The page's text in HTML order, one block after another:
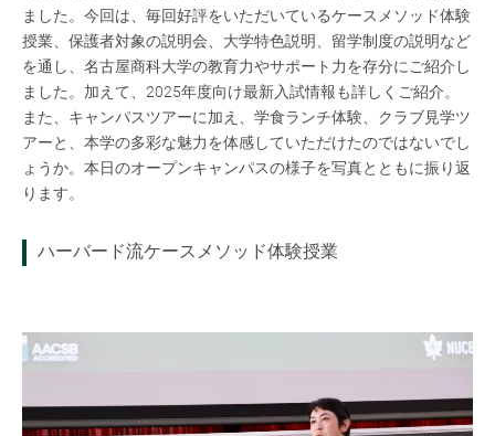
ました。今回は、毎回好評をいただいているケースメソッド体験
授業、保護者対象の説明会、大学特色説明、留学制度の説明など
を通し、名古屋商科大学の教育力やサポート力を存分にご紹介し
ました。加えて、2025年度向け最新入試情報も詳しくご紹介。
また、キャンパスツアーに加え、学食ランチ体験、クラブ見学ツ
アーと、本学の多彩な魅力を体感していただけたのではないでし
ょうか。本日のオープンキャンパスの様子を写真とともに振り返
ります。
ハーバード流ケースメソッド体験授業